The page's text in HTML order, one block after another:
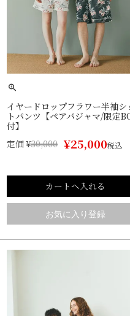
イヤードロップフラワー半袖シ
トパンツ【ペアパジャマ/限定
付】
定価 ¥30,000 ¥25,000税込
カートへ入れる